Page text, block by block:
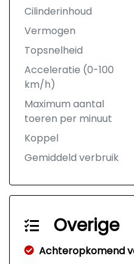
Cilinderinhoud
Vermogen
Topsnelheid
Acceleratie (0-100
km/h)
Maximum aantal
toeren per minuut
Koppel
Gemiddeld verbruik
Overige
Achteropkomend